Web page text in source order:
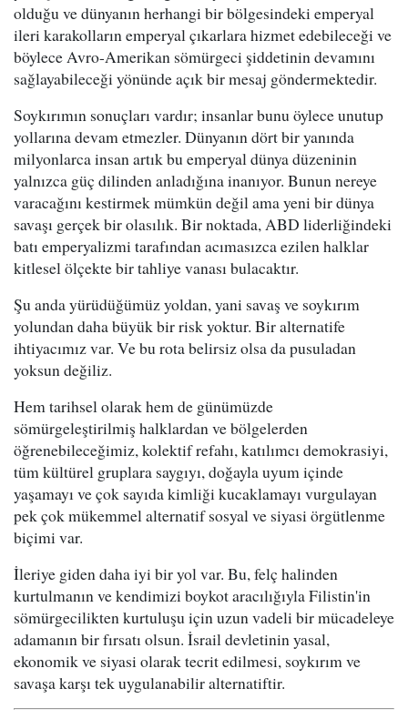
olduğu ve dünyanın herhangi bir bölgesindeki emperyal
ileri karakolların emperyal çıkarlara hizmet edebileceği ve
böylece Avro-Amerikan sömürgeci şiddetinin devamını
sağlayabileceği yönünde açık bir mesaj göndermektedir.
Soykırımın sonuçları vardır; insanlar bunu öylece unutup
yollarına devam etmezler. Dünyanın dört bir yanında
milyonlarca insan artık bu emperyal dünya düzeninin
yalnızca güç dilinden anladığına inanıyor. Bunun nereye
varacağını kestirmek mümkün değil ama yeni bir dünya
savaşı gerçek bir olasılık. Bir noktada, ABD liderliğindeki
batı emperyalizmi tarafından acımasızca ezilen halklar
kitlesel ölçekte bir tahliye vanası bulacaktır.
Şu anda yürüdüğümüz yoldan, yani savaş ve soykırım
yolundan daha büyük bir risk yoktur. Bir alternatife
ihtiyacımız var. Ve bu rota belirsiz olsa da pusuladan
yoksun değiliz.
Hem tarihsel olarak hem de günümüzde
sömürgeleştirilmiş halklardan ve bölgelerden
öğrenebileceğimiz, kolektif refahı, katılımcı demokrasiyi,
tüm kültürel gruplara saygıyı, doğayla uyum içinde
yaşamayı ve çok sayıda kimliği kucaklamayı vurgulayan
pek çok mükemmel alternatif sosyal ve siyasi örgütlenme
biçimi var.
İleriye giden daha iyi bir yol var. Bu, felç halinden
kurtulmanın ve kendimizi boykot aracılığıyla Filistin'in
sömürgecilikten kurtuluşu için uzun vadeli bir mücadeleye
adamanın bir fırsatı olsun. İsrail devletinin yasal,
ekonomik ve siyasi olarak tecrit edilmesi, soykırım ve
savaşa karşı tek uygulanabilir alternatiftir.